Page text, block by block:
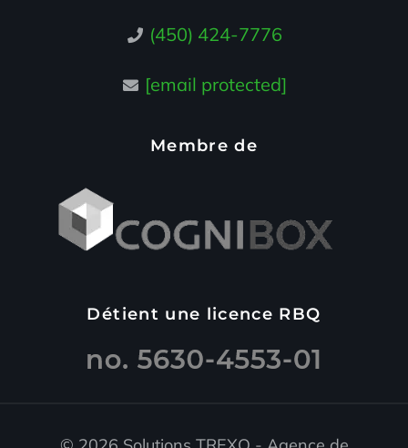
(450) 424-7776
[email protected]
Membre de
Détient une licence RBQ